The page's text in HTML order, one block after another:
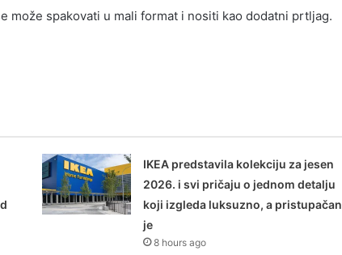
može spakovati u mali format i nositi kao dodatni prtljag.
IKEA predstavila kolekciju za jesen
2026. i svi pričaju o jednom detalju
koji izgleda luksuzno, a pristupačan
je
8 hours ago